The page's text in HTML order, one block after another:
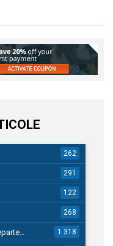
262
291
122
268
1.318